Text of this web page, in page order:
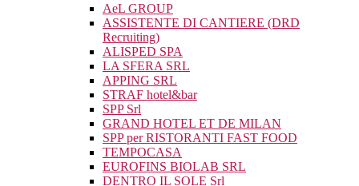
AeL GROUP
ASSISTENTE DI CANTIERE (DRD
Recruiting)
ALISPED SPA
LA SFERA SRL
APPING SRL
STRAF hotel&bar
SPP Srl
GRAND HOTEL ET DE MILAN
SPP per RISTORANTI FAST FOOD
TEMPOCASA
EUROFINS BIOLAB SRL
DENTRO IL SOLE Srl